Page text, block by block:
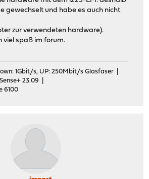
gewechselt und habe es auch nicht
zur verwendeten hardware).
viel spaß im forum.
1Gbit/s, UP: 250Mbit/s Glasfaser |
23.09 |
6100